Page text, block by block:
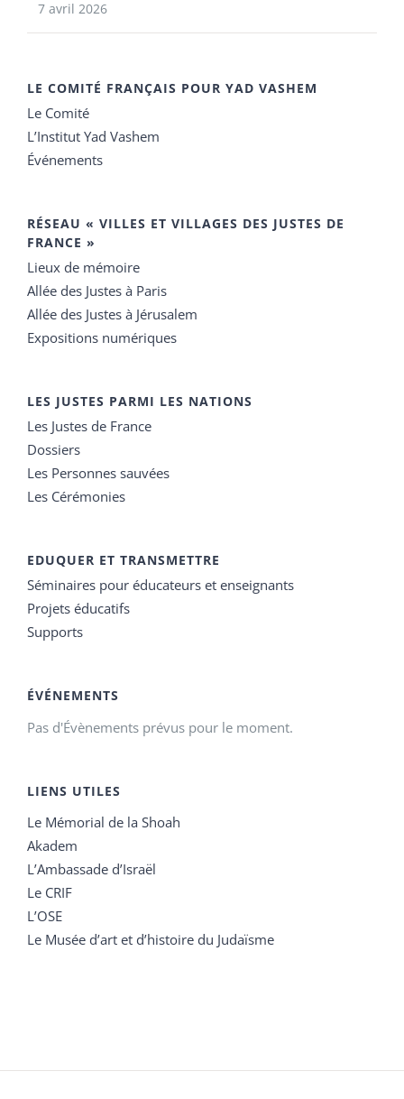
7 avril 2026
LE COMITÉ FRANÇAIS POUR YAD VASHEM
Le Comité
L’Institut Yad Vashem
Événements
RÉSEAU « VILLES ET VILLAGES DES JUSTES DE
FRANCE »
Lieux de mémoire
Allée des Justes à Paris
Allée des Justes à Jérusalem
Expositions numériques
LES JUSTES PARMI LES NATIONS
Les Justes de France
Dossiers
Les Personnes sauvées
Les Cérémonies
EDUQUER ET TRANSMETTRE
Séminaires pour éducateurs et enseignants
Projets éducatifs
Supports
ÉVÉNEMENTS
Pas d'Évènements prévus pour le moment.
LIENS UTILES
Le Mémorial de la Shoah
Akadem
L’Ambassade d’Israël
Le CRIF
L’OSE
Le Musée d’art et d’histoire du Judaïsme